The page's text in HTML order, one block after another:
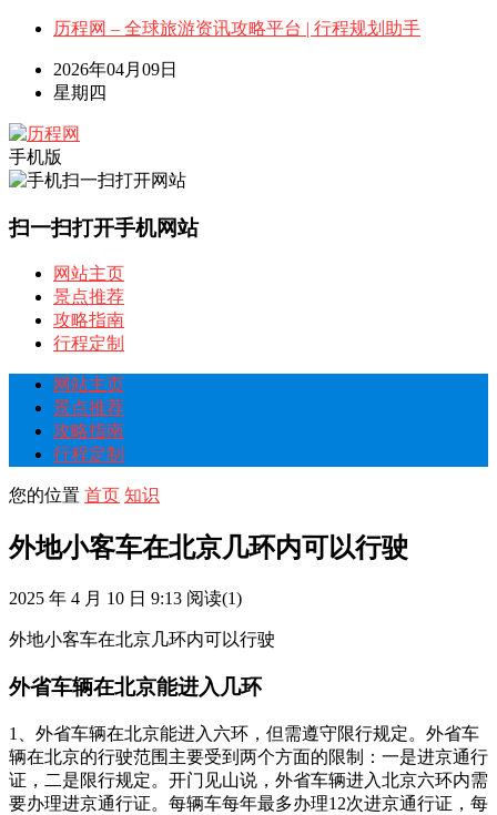
历程网 – 全球旅游资讯攻略平台 | 行程规划助手
2026年04月09日
星期四
手机版
扫一扫打开手机网站
网站主页
景点推荐
攻略指南
行程定制
网站主页
景点推荐
攻略指南
行程定制
您的位置 首页 知识
外地小客车在北京几环内可以行驶
2025 年 4 月 10 日 9:13 阅读(1)
外地小客车在北京几环内可以行驶
外省车辆在北京能进入几环
1、外省车辆在北京能进入六环，但需遵守限行规定。外省车
辆在北京的行驶范围主要受到两个方面的限制：一是进京通行
证，二是限行规定。开门见山说，外省车辆进入北京六环内需
要办理进京通行证。每辆车每年最多办理12次进京通行证，每